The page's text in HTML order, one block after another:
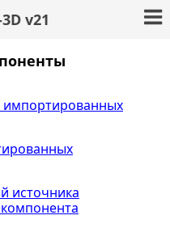
v21
источника